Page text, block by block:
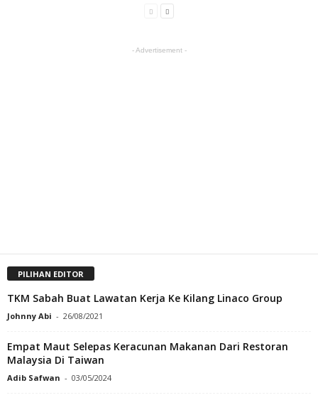
- Advertisement -
PILIHAN EDITOR
TKM Sabah Buat Lawatan Kerja Ke Kilang Linaco Group
Johnny Abi - 26/08/2021
Empat Maut Selepas Keracunan Makanan Dari Restoran
Malaysia Di Taiwan
Adib Safwan - 03/05/2024